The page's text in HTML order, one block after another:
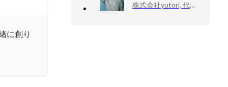
に創り
株式会社yutori, 代表取締役社長